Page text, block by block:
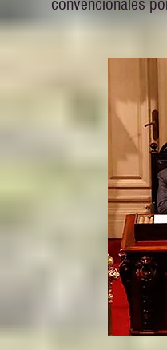
convencionales